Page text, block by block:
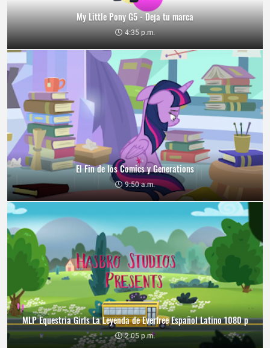
My Little Pony G5 - Deja tu marca
4:35 p.m.
El Fin de los Comics y Generations
9:50 a.m.
MLP Equestria Girls La Leyenda de Everfree Español Latino 1080 p
2:05 p.m.